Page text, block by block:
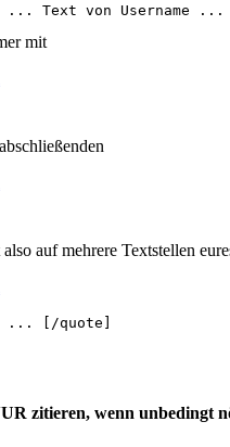
... Text von Username
mit
auf mehrere Textstellen
... [/quote]
zitieren, wenn unbedingt